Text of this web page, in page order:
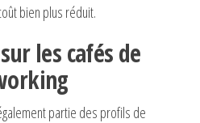
bien plus réduit.
les cafés de
partie des profils de